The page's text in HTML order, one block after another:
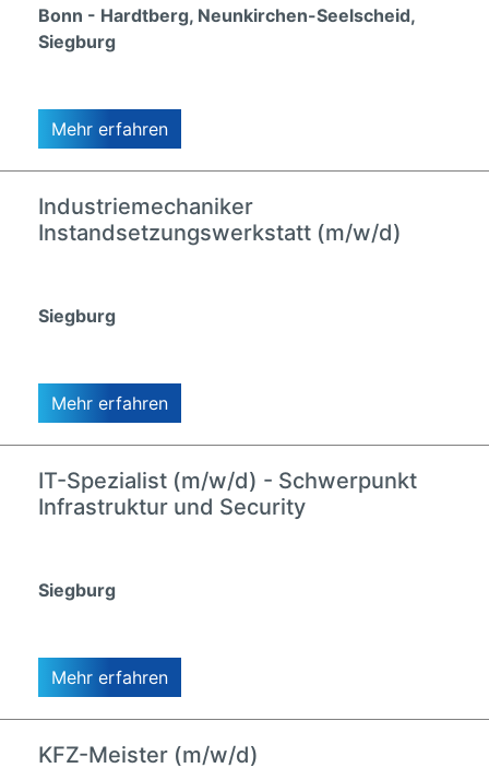
Bonn - Hardtberg, Neunkirchen-Seelscheid,
Siegburg
Mehr erfahren
Industriemechaniker
Instandsetzungswerkstatt (m/w/d)
Siegburg
Mehr erfahren
IT-Spezialist (m/w/d) - Schwerpunkt
Infrastruktur und Security
Siegburg
Mehr erfahren
KFZ-Meister (m/w/d)